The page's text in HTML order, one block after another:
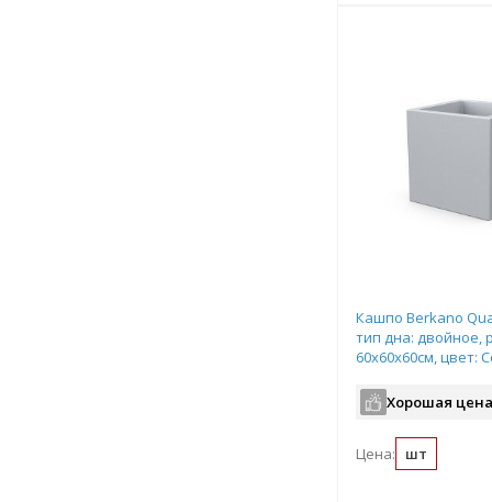
Кашпо Berkano
тип дна: двойное,
60x60x60см, цвет:
Хорошая
Цена: шт